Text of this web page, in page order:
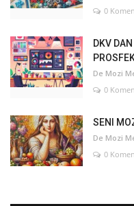
0
DKV
De Mozi
0
SENI
De Mozi
0